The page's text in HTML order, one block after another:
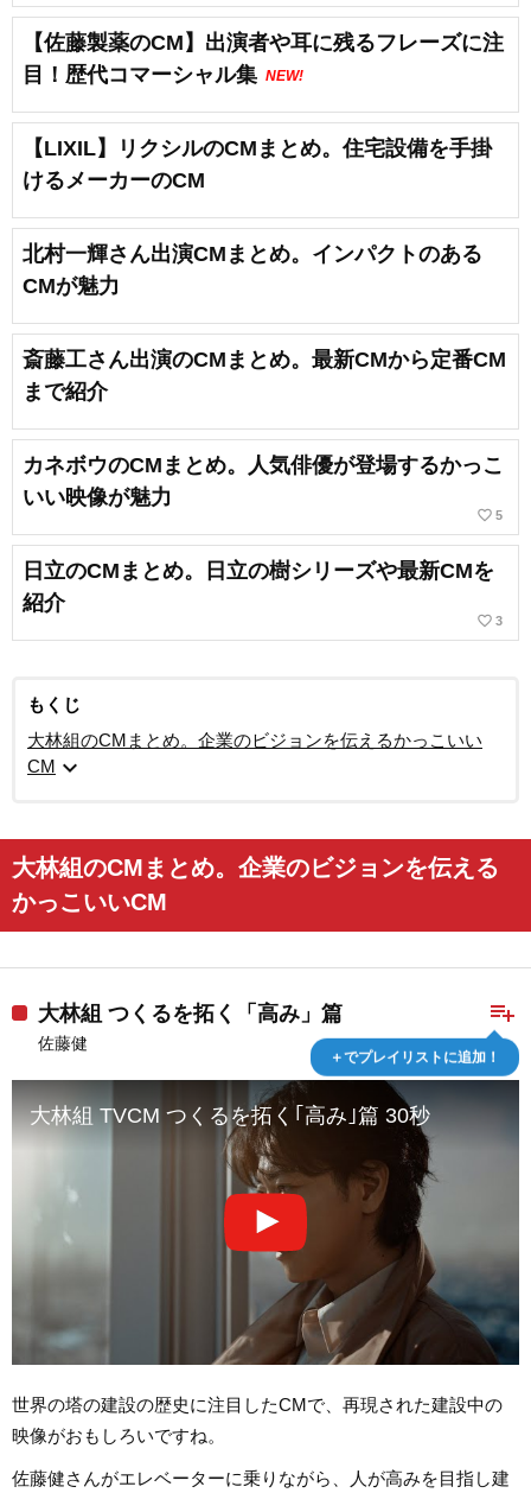
【佐藤製薬のCM】出演者や耳に残るフレーズに注
目！歴代コマーシャル集 NEW!
【LIXIL】リクシルのCMまとめ。住宅設備を手掛
けるメーカーのCM
北村一輝さん出演CMまとめ。インパクトのある
CMが魅力
斎藤工さん出演のCMまとめ。最新CMから定番CM
まで紹介
カネボウのCMまとめ。人気俳優が登場するかっこ
いい映像が魅力
favorite_border 5
日立のCMまとめ。日立の樹シリーズや最新CMを
紹介
favorite_border 3
もくじ
大林組のCMまとめ。企業のビジョンを伝えるかっこいい
CM expand_more
大林組のCMまとめ。企業のビジョンを伝える
かっこいいCM
playlist_add
＋でプレイリストに追加！
大林組 つくるを拓く「高み」篇
佐藤健
大林組 TVCM つくるを拓く｢高み｣篇 30秒
世界の塔の建設の歴史に注目したCMで、再現された建設中の
映像がおもしろいですね。
佐藤健さんがエレベーターに乗りながら、人が高みを目指し建